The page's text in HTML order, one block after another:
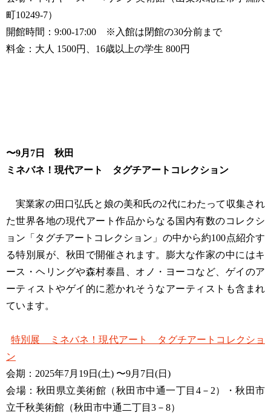
町10249-7）
開館時間：9:00-17:00 ※入館は閉館の30分前まで
料金：大人 1500円、16歳以上の学生 800円
〜9月7日 秋田
ミネバネ！現代アート タグチアートコレクション
実業家の田口弘氏と娘の美和氏の2代にわたって収集され
た世界各地の現代アート作品からなる国内有数のコレクシ
ョン「タグチアートコレクション」の中から約100点紹介す
る特別展が、秋田で開催されます。膨大な作家の中にはキ
ース・ヘリングや森村泰昌、オノ・ヨーコなど、ゲイのア
ーティストやゲイ的に惹かれそうなアーティストも含まれ
ています。
特別展 ミネバネ！現代アート タグチアートコレクショ
ン
会期：2025年7月19日(土) 〜9月7日(日)
会場：秋田県立美術館（秋田市中通一丁目4－2）・秋田市
立千秋美術館（秋田市中通二丁目3－8）